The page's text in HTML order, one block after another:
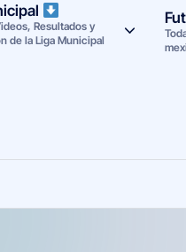
a
2026
Resultados y
de la Liga Municipal